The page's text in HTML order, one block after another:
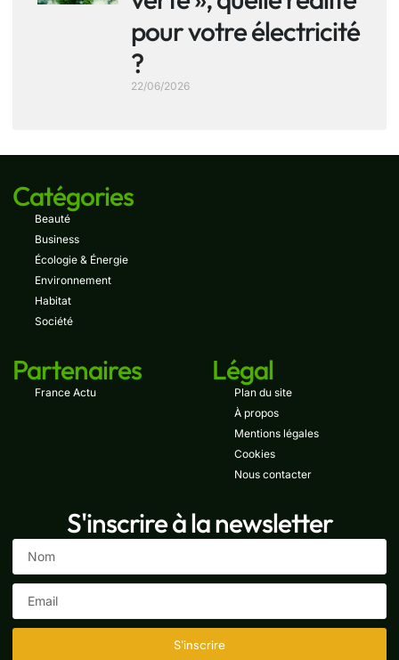
pour votre électricité
?
22/06/2026
Catégories
Beauté
Business
Écologie & Énergie
Environnement
Habitat
Société
Partenaires
France Actu
Légal
Plan du site
À propos
Mentions légales
Cookies
Nous contacter
S'inscrire à la newsletter
S'inscrire